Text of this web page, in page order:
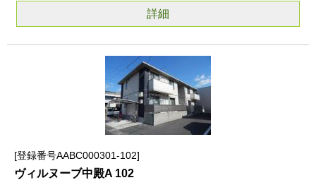
詳細
登録番号AABC000301-102
ヴィルヌーブ中殿A 102